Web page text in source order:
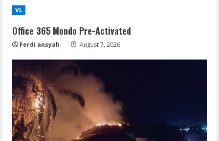
VL
Office 365 Mondo Pre-Activated
Ferdi ansyah August 7, 2026